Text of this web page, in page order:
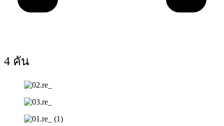
4 คัน